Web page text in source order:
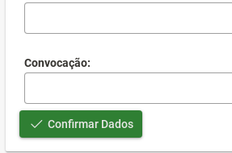
Convocação:
Confirmar Dados